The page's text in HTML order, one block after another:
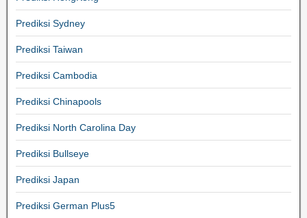
Prediksi Sydney
Prediksi Taiwan
Prediksi Cambodia
Prediksi Chinapools
Prediksi North Carolina Day
Prediksi Bullseye
Prediksi Japan
Prediksi German Plus5